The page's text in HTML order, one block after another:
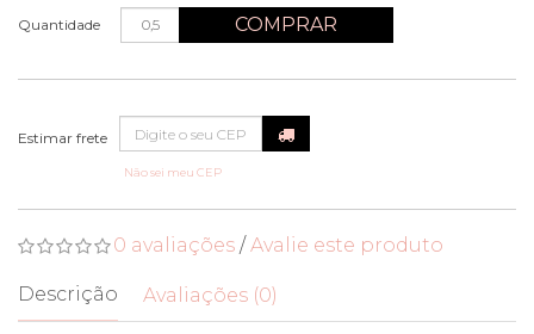
Quantidade COMPRAR
Não sei meu CEP
0 avaliações /Avalie este produto
Descrição Avaliações (0)